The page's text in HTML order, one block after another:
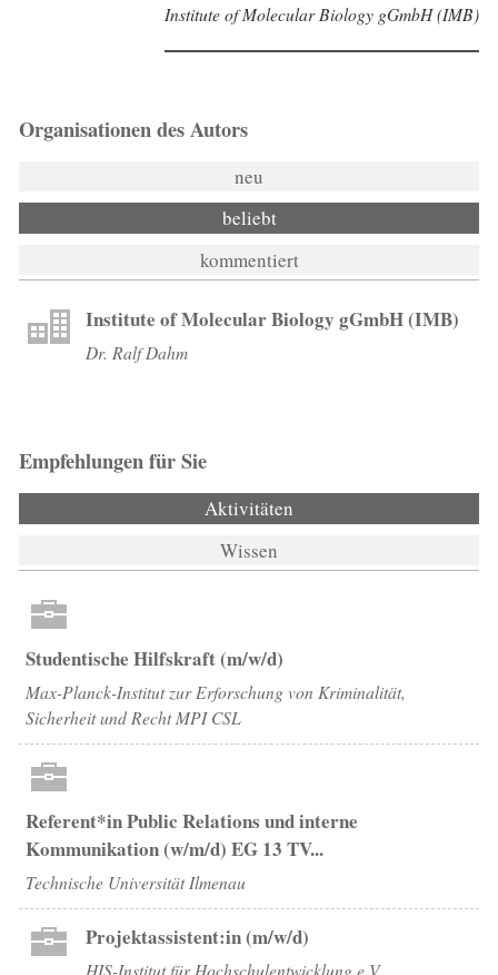
Institute of Molecular Biology gGmbH (IMB)
Organisationen des Autors
neu
beliebt
kommentiert
Institute of Molecular Biology gGmbH (IMB)
Dr. Ralf Dahm
Empfehlungen für Sie
Aktivitäten
Wissen
Studentische Hilfskraft (m/w/d)
Max-Planck-Institut zur Erforschung von Kriminalität,
Sicherheit und Recht MPI CSL
Referent*in Public Relations und interne
Kommunikation (w/m/d) EG 13 TV...
Technische Universität Ilmenau
Projektassistent:in (m/w/d)
HIS-Institut für Hochschulentwicklung e.V.